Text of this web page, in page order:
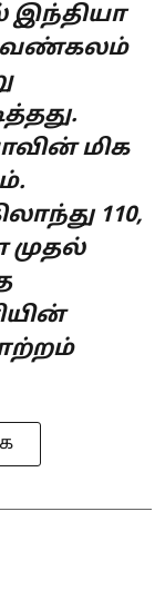
இந்தியா
வெண்கலம்
மிக
110,
முதல்